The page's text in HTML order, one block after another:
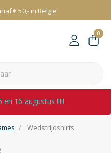
€ 50,- in België
0
16 augustus !!!!!
Wedstrijdshirts